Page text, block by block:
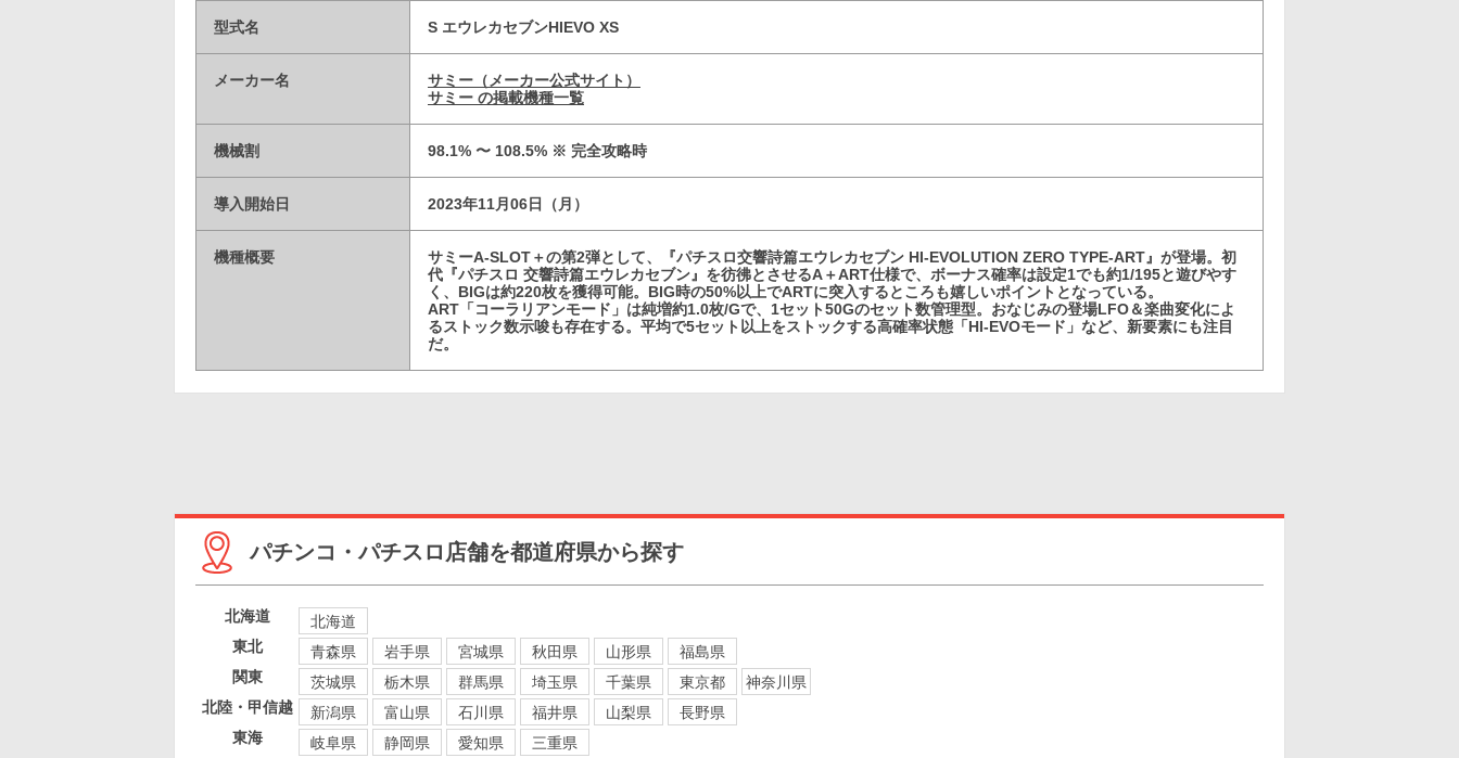
型式名 S エウレカセブンHIEVO XS
メーカー名
サミー（メーカー公式サイト）
サミー の掲載機種一覧
機械割 98.1% 〜 108.5% ※ 完全攻略時
導入開始日 2023年11月06日（月）
機種概要
サミーA-SLOT＋の第2弾として、『パチスロ交響詩篇エウレカセブン HI-EVOLUTION ZERO TYPE-ART』が登場。初
代『パチスロ 交響詩篇エウレカセブン』を彷彿とさせるA＋ART仕様で、ボーナス確率は設定1でも約1/195と遊びやす
く、BIGは約220枚を獲得可能。BIG時の50%以上でARTに突入するところも嬉しいポイントとなっている。
ART「コーラリアンモード」は純増約1.0枚/Gで、1セット50Gのセット数管理型。おなじみの登場LFO＆楽曲変化によ
るストック数示唆も存在する。平均で5セット以上をストックする高確率状態「HI-EVOモード」など、新要素にも注目
だ。
パチンコ・パチスロ店舗を都道府県から探す
北海道
北海道
東北
青森県 岩手県 宮城県 秋田県 山形県
福島県
関東
茨城県 栃木県 群馬県 埼玉県 千葉県 東京都
神奈川県
北陸・甲信越
新潟県 富山県 石川県 福井県 山梨県
長野県
東海
岐阜県 静岡県 愛知県
三重県